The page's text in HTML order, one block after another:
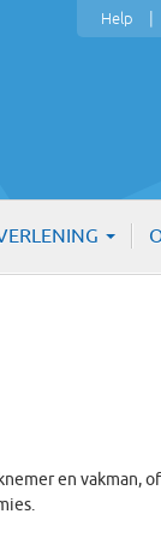
Help
en vakman,